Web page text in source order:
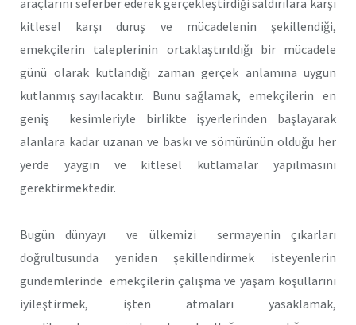
kitlesel karşı duruş ve mücadelenin şekillendiği,
emekçilerin taleplerinin ortaklaştırıldığı bir mücadele
günü olarak kutlandığı zaman gerçek anlamına uygun
kutlanmış sayılacaktır. Bunu sağlamak, emekçilerin en
geniş kesimleriyle birlikte işyerlerinden başlayarak
alanlara kadar uzanan ve baskı ve sömürünün olduğu her
yerde yaygın ve kitlesel kutlamalar yapılmasını
gerektirmektedir.
Bugün dünyayı ve ülkemizi sermayenin çıkarları
doğrultusunda yeniden şekillendirmek isteyenlerin
gündemlerinde emekçilerin çalışma ve yaşam koşullarını
iyileştirmek, işten atmaları yasaklamak,